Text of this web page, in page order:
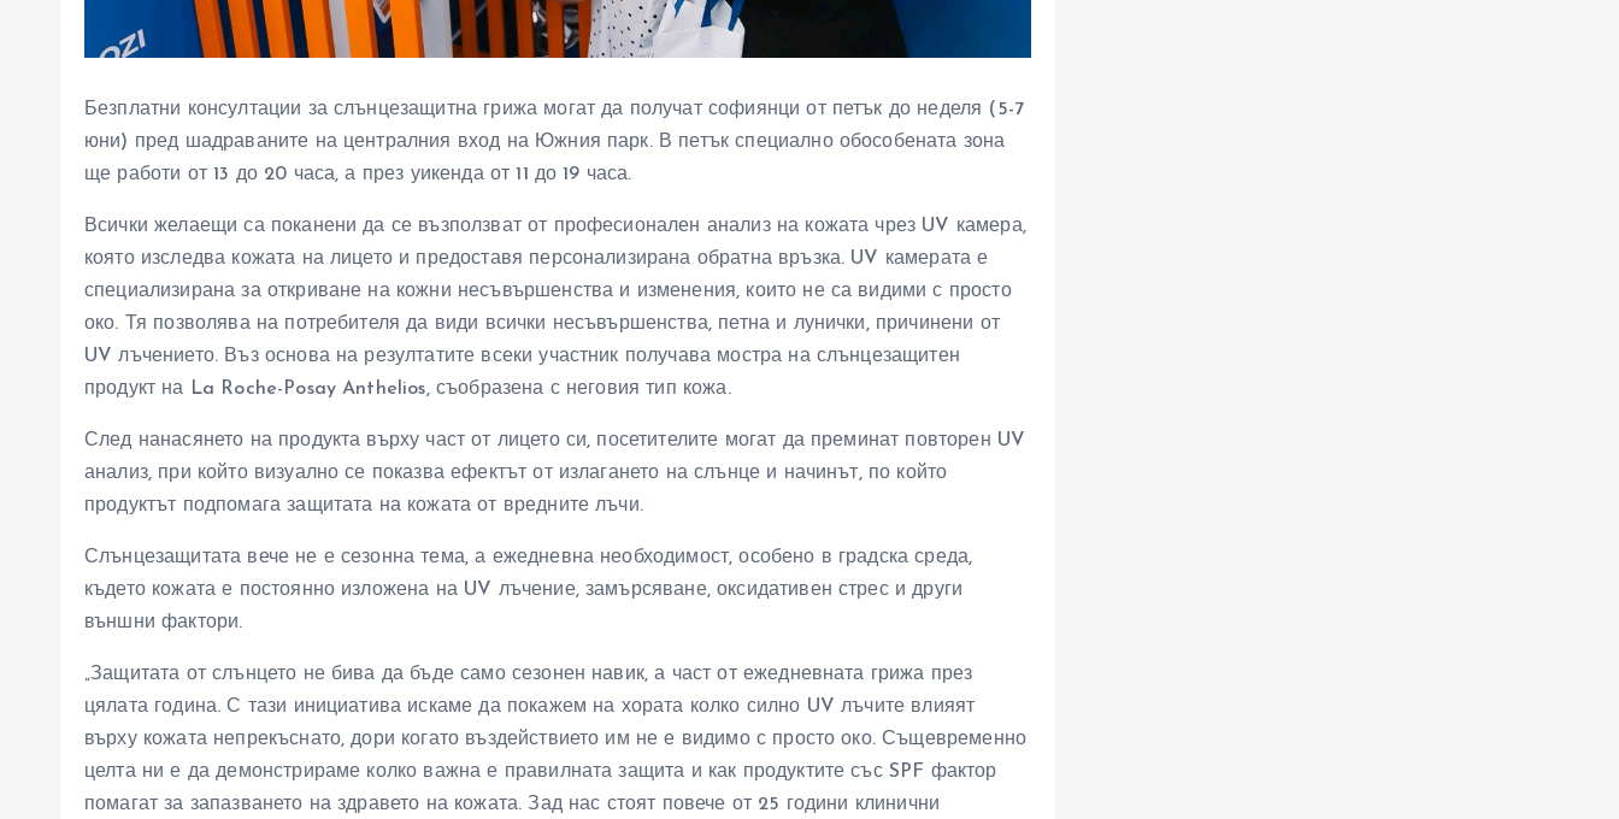
Безплатни консултации за слънцезащитна грижа могат да получат софиянци от петък до неделя (5-7
юни) пред шадраваните на централния вход на Южния парк. В петък специално обособената зона
ще работи от 13 до 20 часа, а през уикенда от 11 до 19 часа.
Всички желаещи са поканени да се възползват от професионален анализ на кожата чрез UV камера,
която изследва кожата на лицето и предоставя персонализирана обратна връзка. UV камерата е
специализирана за откриване на кожни несъвършенства и изменения, които не са видими с просто
око. Тя позволява на потребителя да види всички несъвършенства, петна и лунички, причинени от
UV лъчението. Въз основа на резултатите всеки участник получава мостра на слънцезащитен
продукт на La Roche-Posay Anthelios, съобразена с неговия тип кожа.
След нанасянето на продукта върху част от лицето си, посетителите могат да преминат повторен UV
анализ, при който визуално се показва ефектът от излагането на слънце и начинът, по който
продуктът подпомага защитата на кожата от вредните лъчи.
Слънцезащитата вече не е сезонна тема, а ежедневна необходимост, особено в градска среда,
където кожата е постоянно изложена на UV лъчение, замърсяване, оксидативен стрес и други
външни фактори.
„Защитата от слънцето не бива да бъде само сезонен навик, а част от ежедневната грижа през
цялата година. С тази инициатива искаме да покажем на хората колко силно UV лъчите влияят
върху кожата непрекъснато, дори когато въздействието им не е видимо с просто око. Същевременно
целта ни е да демонстрираме колко важна е правилната защита и как продуктите със SPF фактор
помагат за запазването на здравето на кожата. Зад нас стоят повече от 25 години клинични